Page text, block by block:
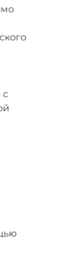
с